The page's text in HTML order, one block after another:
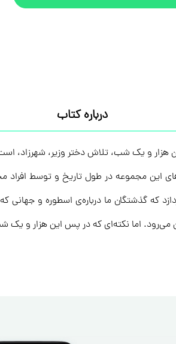
درباره کتاب
هزار و یک شب، تلاش دختر وزیر، شهرزاد،
این مجموعه‌ در طول تاریخ و توسط
که گذشتگان ما درباره‌ی اسطوره و جهانی
می‌رود. اما نکته‌ای که در پس این هزار و یک